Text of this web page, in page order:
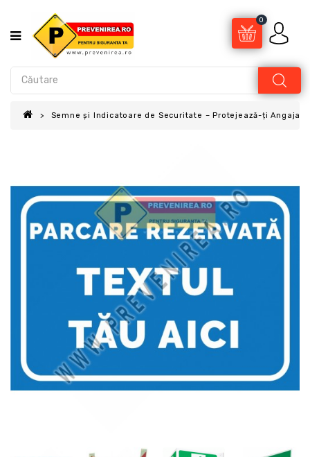
0
Semne și Indicatoare de Securitate – Protejează-ți